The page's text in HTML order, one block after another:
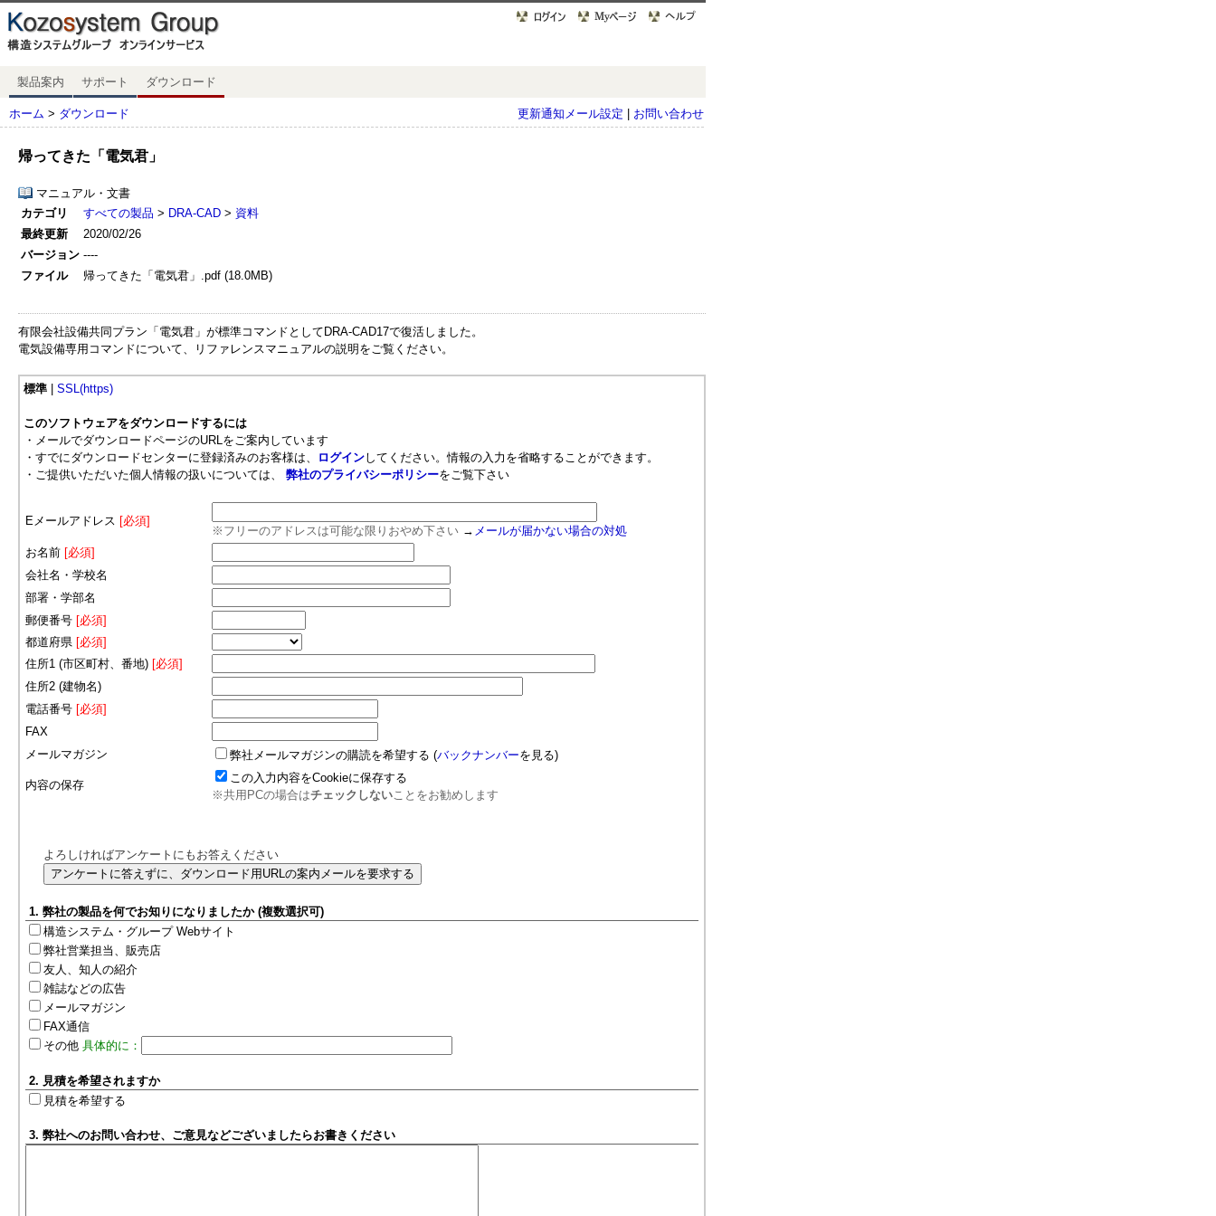
製品案内 サポート ダウンロード
ホーム > ダウンロード 更新通知メール設定 お問い合わせ
帰ってきた「電気君」
マニュアル・文書
カテゴリ
すべての製品 > DRA-CAD > 資料
最終更新
2020/02/26
バージョン ----
ファイル
帰ってきた「電気君」.pdf (18.0MB)
有限会社設備共同プラン「電気君」が標準コマンドとしてDRA-CAD17で復活しました。
電気設備専用コマンドについて、リファレンスマニュアルの説明をご覧ください。
標準 SSL(https)
このソフトウェアをダウンロードするには
・メールでダウンロードページのURLをご案内しています
・すでにダウンロードセンターに登録済みのお客様は、
ログインしてください。情報の入力を省略することができます。
・ご提供いただいた個人情報の扱いについては、 弊社のプライバシーポリシーをご覧下さい
Eメールアドレス [必須]
※フリーのアドレスは可能な限りおやめ下さい → メールが届かない場合の対処
お名前 [必須]
会社名・学校名
部署・学部名
郵便番号 [必須]
都道府県 [必須]
住所1 (市区町村、番地) [必須]
住所2 (建物名)
電話番号 [必須]
FAX
メールマガジン
弊社メールマガジンの購読を希望する (バックナンバーを見る)
内容の保存
この入力内容をCookieに保存する
※共用PCの場合はチェックしないことをお勧めします
よろしければアンケートにもお答えください
1. 弊社の製品を何でお知りになりましたか (複数選択可)
構造システム・グループ Webサイト
弊社営業担当、販売店
友人、知人の紹介
雑誌などの広告
メールマガジン
FAX通信
その他 具体的に：
2. 見積を希望されますか
見積を希望する
3. 弊社へのお問い合わせ、ご意見などございましたらお書きください